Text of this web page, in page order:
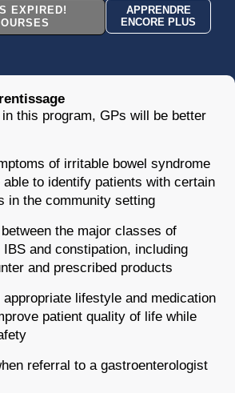
EXPIRED!
APPRENDRE
ENCORE PLUS
this program, GPs will be better
of irritable bowel syndrome
able to identify patients with certain
in the community setting
the major classes of
and constipation, including
and prescribed products
appropriate lifestyle and medication
patient quality of life while
referral to a gastroenterologist